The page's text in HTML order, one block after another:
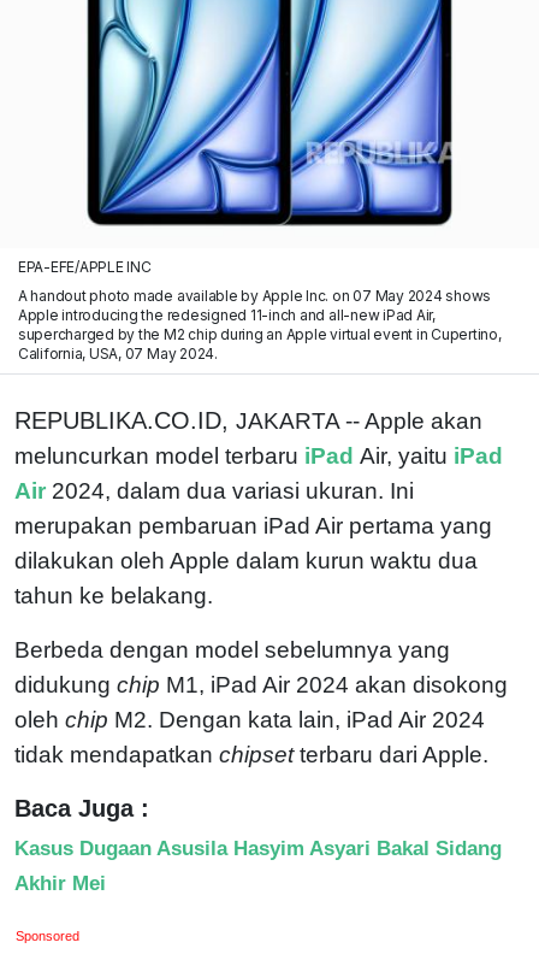
EPA-EFE/APPLE INC
A handout photo made available by Apple Inc. on 07 May 2024 shows
Apple introducing the redesigned 11-inch and all-new iPad Air,
supercharged by the M2 chip during an Apple virtual event in Cupertino,
California, USA, 07 May 2024.
REPUBLIKA.CO.ID, JAKARTA -- Apple akan
meluncurkan model terbaru iPad Air, yaitu iPad
Air 2024, dalam dua variasi ukuran. Ini
merupakan pembaruan iPad Air pertama yang
dilakukan oleh Apple dalam kurun waktu dua
tahun ke belakang.
Berbeda dengan model sebelumnya yang
didukung chip M1, iPad Air 2024 akan disokong
oleh chip M2. Dengan kata lain, iPad Air 2024
tidak mendapatkan chipsetterbaru dari Apple.
Baca Juga :
Kasus Dugaan Asusila Hasyim Asyari Bakal Sidang
Akhir Mei
Sponsored